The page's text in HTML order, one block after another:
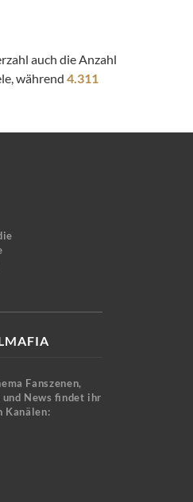
auch die Anzahl
während 4.311
Fanszenen,
News findet ihr
Kanälen: